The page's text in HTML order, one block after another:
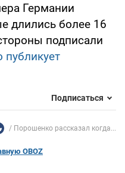
Германии
длились более 16
подписали
публикует
Подписаться
Порошенко рассказал когда...
OBOZ